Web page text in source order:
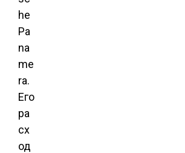
he
Pa
na
me
ra.
Его
ра
сх
од